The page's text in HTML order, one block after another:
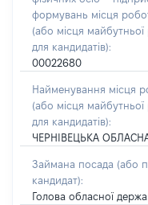
формувань місця
(або місця
для кандидатів):
00022680
Найменування місця
(або місця
для кандидатів):
ЧЕРНІВЕЦЬКА
Займана посада (або
кандидат):
Голова обласної